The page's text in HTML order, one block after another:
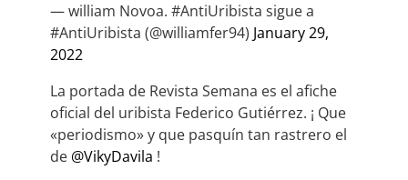
— william Novoa. #AntiUribista sigue a
#AntiUribista (@williamfer94) January 29,
2022
La portada de Revista Semana es el afiche
oficial del uribista Federico Gutiérrez. ¡ Que
«periodismo» y que pasquín tan rastrero el
de @VikyDavila !